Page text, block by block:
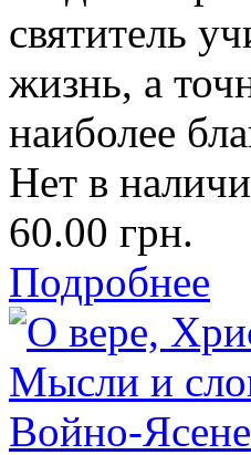
святитель
жизнь, а
наиболее
Нет в
60.00 грн.
Подробнее